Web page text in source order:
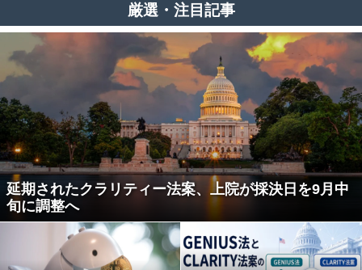
厳選・注目記事
延期されたクラリティー法案、上院が採決日を9月中
旬に調整へ